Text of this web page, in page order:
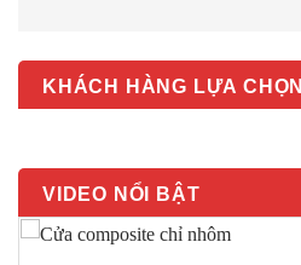
KHÁCH HÀNG LỰA CHỌN
VIDEO NỔI BẬT